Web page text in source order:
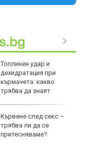
Топлинен удар и
дехидратация при
кърмачета: какво
трябва да знаят
Кървене след секс –
трябва ли да се
притесняваме?